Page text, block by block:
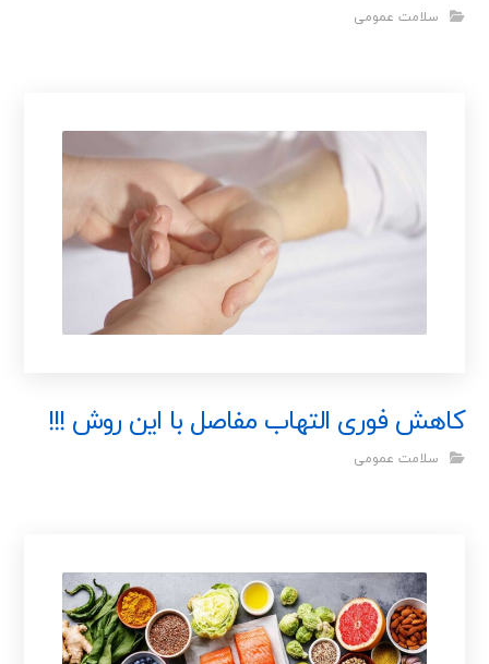
سلامت عمومی
کاهش فوری التهاب مفاصل با این روش !!!
سلامت عمومی